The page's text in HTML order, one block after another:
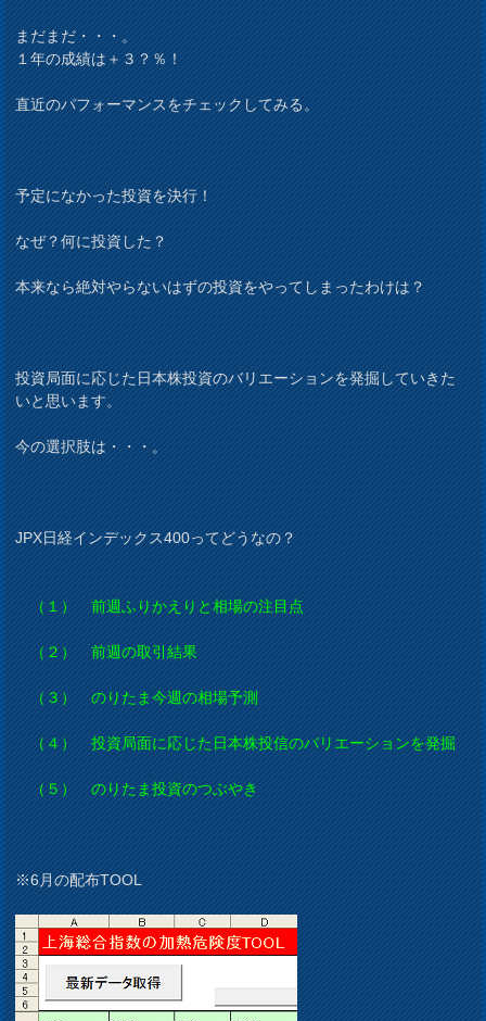
まだまだ・・・。
１年の成績は＋３？％！
直近のパフォーマンスをチェックしてみる。
予定になかった投資を決行！
なぜ？何に投資した？
本来なら絶対やらないはずの投資をやってしまったわけは？
投資局面に応じた日本株投資のバリエーションを発掘していきた
いと思います。
今の選択肢は・・・。
JPX日経インデックス400ってどうなの？
（１） 前週ふりかえりと相場の注目点
（２） 前週の取引結果
（３） のりたま今週の相場予測
（４） 投資局面に応じた日本株投信のバリエーションを発掘
（５） のりたま投資のつぶやき
※6月の配布TOOL